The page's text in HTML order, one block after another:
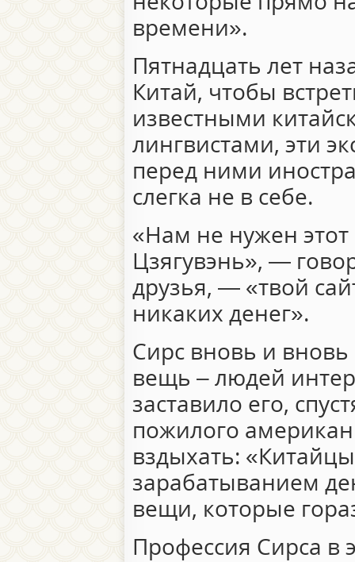
времени».
Пятнадцать лет
Китай, чтобы
известными
лингвистами, эти
перед ними
слегка не в себе.
«Нам не нужен
Цзягувэнь», —
друзья, — «твой
никаких денег».
Сирс вновь и
вещь – людей
заставило его,
пожилого
вздыхать:
зарабатыванием
вещи, которые
Профессия Сирса